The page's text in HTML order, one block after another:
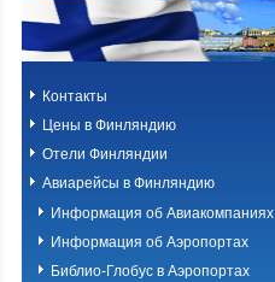
Контакты
Цены в Финляндию
Отели Финляндии
Авиарейсы в Финляндию
Информация об Авиакомпаниях
Информация об Аэропортах
Библио-Глобус в Аэропортах